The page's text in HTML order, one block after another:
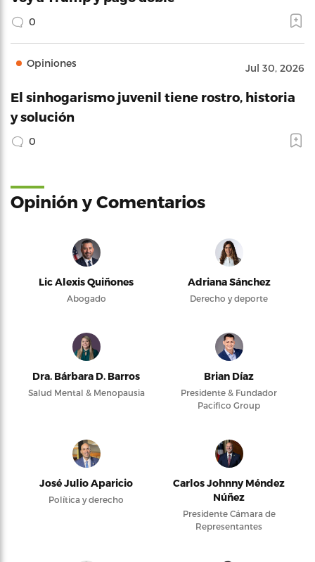
0
Opiniones Jul 30, 2026
El sinhogarismo juvenil tiene rostro, historia
y solución
0
Opinión y Comentarios
Lic Alexis Quiñones
Abogado
Adriana Sánchez
Derecho y deporte
Dra. Bárbara D. Barros
Salud Mental & Menopausia
Brian Díaz
Presidente & Fundador
Pacifico Group
José Julio Aparicio
Política y derecho
Carlos Johnny Méndez
Núñez
Presidente Cámara de
Representantes